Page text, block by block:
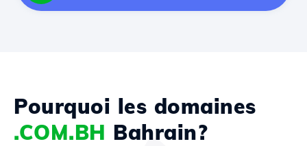
Pourquoi les domaines
.COM.BH Bahrain?